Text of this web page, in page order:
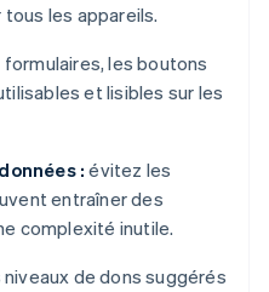
les appareils.
formulaires, les boutons
et lisibles sur les
:évitez les
entraîner des
complexité inutile.
niveaux de dons suggérés